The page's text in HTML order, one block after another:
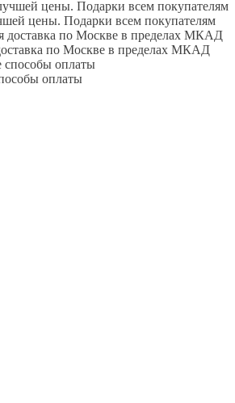
цены. Подарки всем покупателям
по Москве в пределах МКАД
оплаты